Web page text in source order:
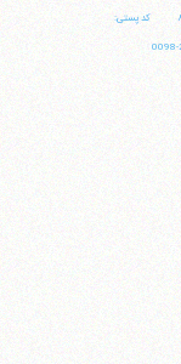
کد پستی: